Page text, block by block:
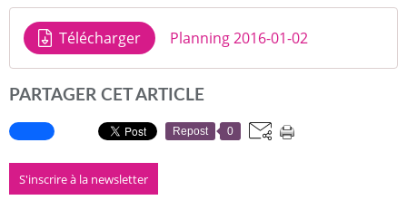
Télécharger Planning 2016-01-02
PARTAGER CET ARTICLE
Repost 0
S'inscrire à la newsletter